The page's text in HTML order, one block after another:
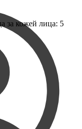
за кожей лица: 5